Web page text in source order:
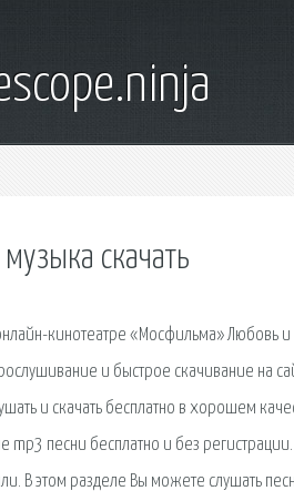
скачать
кинотеатре «Мосфильма» Любовь
и быстрое скачивание на
и скачать бесплатно в хорошем
mp3 песни бесплатно и без
В этом разделе Вы можете слушать